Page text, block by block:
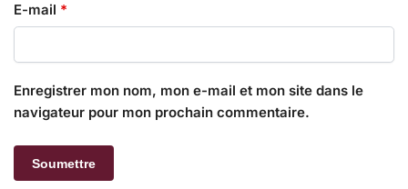
E-mail *
Enregistrer mon nom, mon e-mail et mon site dans le
navigateur pour mon prochain commentaire.